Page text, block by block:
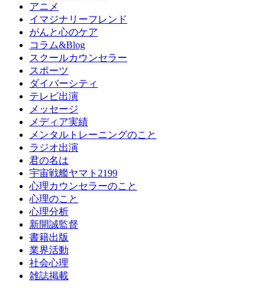
アニメ
イマジナリーフレンド
がんと心のケア
コラム&Blog
スクールカウンセラー
スポーツ
ダイバーシティ
テレビ出演
メッセージ
メディア実績
メンタルトレーニングのこと
ラジオ出演
君の名は
宇宙戦艦ヤマト2199
心理カウンセラーのこと
心理のこと
心理分析
新開誠監督
書籍出版
業界活動
社会心理
雑誌掲載